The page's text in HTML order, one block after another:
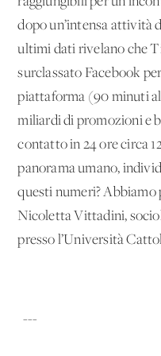
dopo un’intensa attività
ultimi dati rivelano che
surclassato Facebook
piattaforma (90 minuti
miliardi di promozioni e
contatto in 24 ore circa
panorama umano,
questi numeri? Abbiamo
Nicoletta Vittadini,
presso l’Università
---